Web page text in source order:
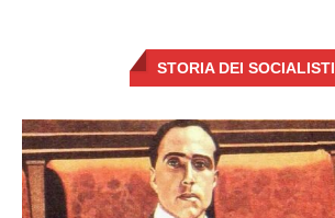
STORIA DEI SOCIALISTI